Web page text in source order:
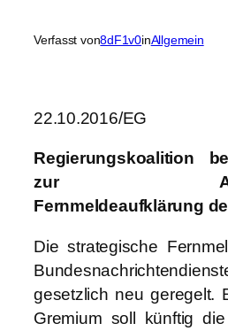
Verfasst von8dF1v0inAllgemein
22.10.2016/EG
Regierungskoalition
zur
Fernmeldeaufklärung
Die strategische
gesetzlich neu geregelt.
Gremium soll künftig